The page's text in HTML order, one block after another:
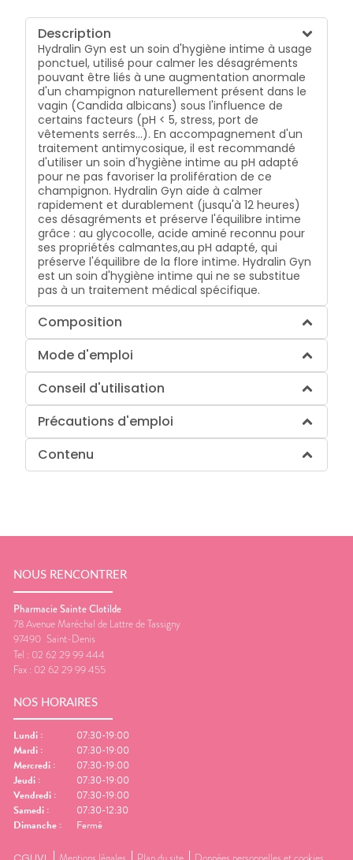
Description
Hydralin Gyn est un soin d'hygiène intime à usage
ponctuel, utilisé pour calmer les désagréments
pouvant être liés à une augmentation anormale
d'un champignon naturellement présent dans le
vagin (Candida albicans) sous l'influence de
certains facteurs (pH < 5, stress, port de
vêtements serrés...). En accompagnement d'un
traitement antimycosique, il est recommandé
d'utiliser un soin d'hygiène intime au pH adapté
pour ne pas favoriser la prolifération de ce
champignon. Hydralin Gyn aide à calmer
rapidement et durablement (jusqu'à 12 heures)
ces désagréments et préserve l'équilibre intime
grâce : au glycocolle, acide aminé reconnu pour
ses propriétés calmantes,au pH adapté, qui
préserve l'équilibre de la flore intime. Hydralin Gyn
est un soin d'hygiène intime qui ne se substitue
pas à un traitement médical spécifique.
Composition
Mode d'emploi
Conseil d'utilisation
Précautions d'emploi
Contenu
NOUS RENCONTRER
Pharmacie Sainte Clotilde
78 Avenue Maréchal de Lattre de Tassigny
97490 Saint-Denis
Tel : 02 62 29 99 444
Fax : 02 62 29 99 455
NOS HORAIRES
Lundi :
07:30-19:00
Mardi :
07:30-19:00
Mercredi :
07:30-19:00
Jeudi :
07:30-19:00
Vendredi :
07:30-19:00
Samedi :
07:30-12:30
Dimanche : Fermé